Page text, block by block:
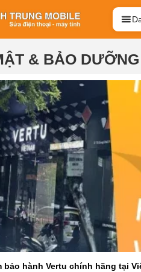
& BẢO DƯỠNG
bảo hành Vertu chính hãng tại